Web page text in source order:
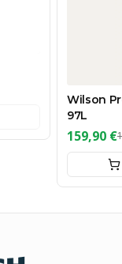
Wilson
97L
159,90 €